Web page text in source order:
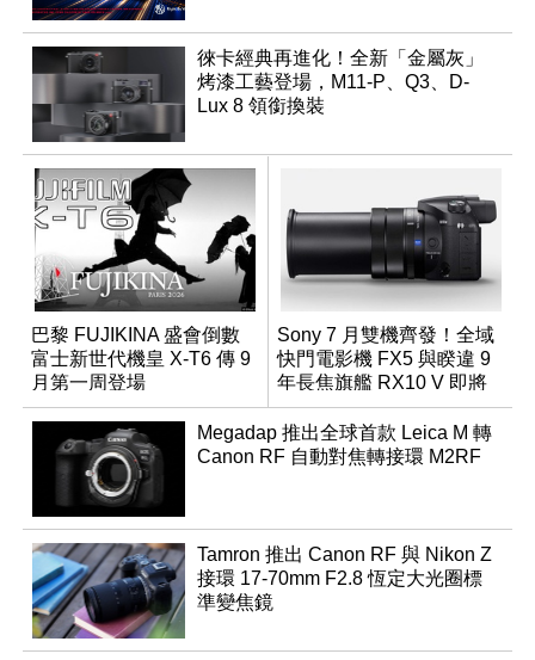
徠卡經典再進化！全新「金屬灰」
烤漆工藝登場，M11-P、Q3、D-
Lux 8 領銜換裝
巴黎 FUJIKINA 盛會倒數
富士新世代機皇 X-T6 傳 9
月第一周登場
Sony 7 月雙機齊發！全域
快門電影機 FX5 與睽違 9
年長焦旗艦 RX10 V 即將
登場
Megadap 推出全球首款 Leica M 轉
Canon RF 自動對焦轉接環 M2RF
Tamron 推出 Canon RF 與 Nikon Z
接環 17-70mm F2.8 恆定大光圈標
準變焦鏡